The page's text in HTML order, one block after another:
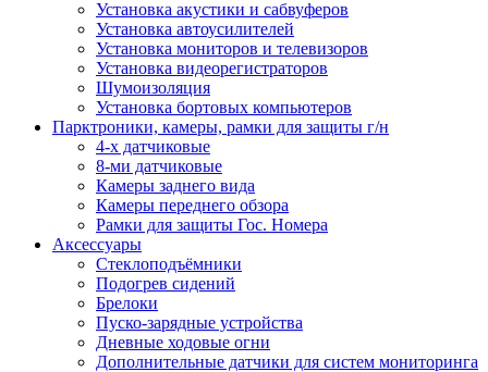
Установка акустики и сабвуферов
Установка автоусилителей
Установка мониторов и телевизоров
Установка видеорегистраторов
Шумоизоляция
Установка бортовых компьютеров
Парктроники, камеры, рамки для защиты г/н
4-х датчиковые
8-ми датчиковые
Камеры заднего вида
Камеры переднего обзора
Рамки для защиты Гос. Номера
Аксессуары
Стеклоподъёмники
Подогрев сидений
Брелоки
Пуско-зарядные устройства
Дневные ходовые огни
Дополнительные датчики для систем мониторинга